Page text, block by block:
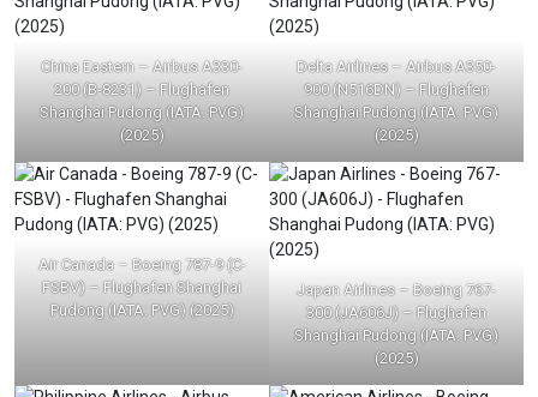
China Eastern – Airbus A330-
200 (B-8231) – Flughafen
Shanghai Pudong (IATA: PVG)
(2025)
Delta Airlines – Airbus A350-
900 (N516DN) – Flughafen
Shanghai Pudong (IATA: PVG)
(2025)
Air Canada – Boeing 787-9 (C-
FSBV) – Flughafen Shanghai
Pudong (IATA: PVG) (2025)
Japan Airlines – Boeing 767-
300 (JA606J) – Flughafen
Shanghai Pudong (IATA: PVG)
(2025)